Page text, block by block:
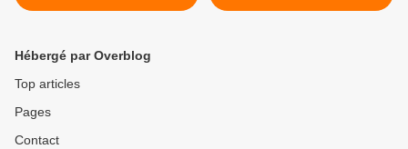
Paul Verlaine. Le poème et
Hébergé par Overblog
Top articles
Pages
Contact